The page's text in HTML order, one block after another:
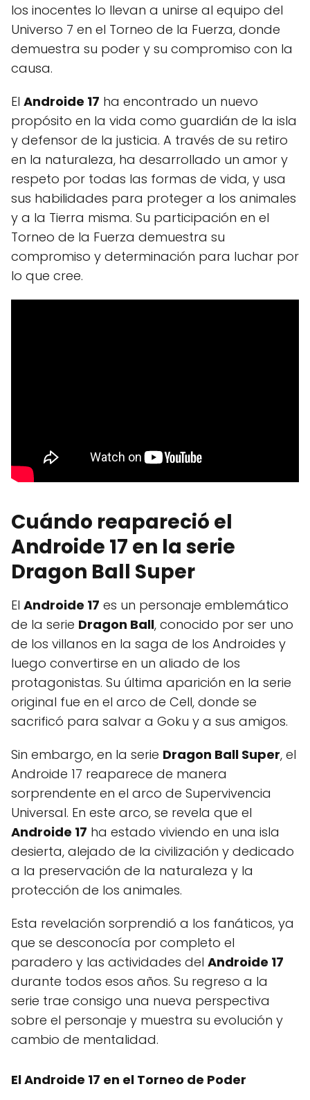
los inocentes lo llevan a unirse al equipo del
Universo 7 en el Torneo de la Fuerza, donde
demuestra su poder y su compromiso con la
causa.
El Androide 17 ha encontrado un nuevo
propósito en la vida como guardián de la isla
y defensor de la justicia. A través de su retiro
en la naturaleza, ha desarrollado un amor y
respeto por todas las formas de vida, y usa
sus habilidades para proteger a los animales
y a la Tierra misma. Su participación en el
Torneo de la Fuerza demuestra su
compromiso y determinación para luchar por
lo que cree.
Cuándo reapareció el
Androide 17 en la serie
Dragon Ball Super
El Androide 17 es un personaje emblemático
de la serie Dragon Ball, conocido por ser uno
de los villanos en la saga de los Androides y
luego convertirse en un aliado de los
protagonistas. Su última aparición en la serie
original fue en el arco de Cell, donde se
sacrificó para salvar a Goku y a sus amigos.
Sin embargo, en la serie Dragon Ball Super, el
Androide 17 reaparece de manera
sorprendente en el arco de Supervivencia
Universal. En este arco, se revela que el
Androide 17 ha estado viviendo en una isla
desierta, alejado de la civilización y dedicado
a la preservación de la naturaleza y la
protección de los animales.
Esta revelación sorprendió a los fanáticos, ya
que se desconocía por completo el
paradero y las actividades del Androide 17
durante todos esos años. Su regreso a la
serie trae consigo una nueva perspectiva
sobre el personaje y muestra su evolución y
cambio de mentalidad.
El Androide 17 en el Torneo de Poder